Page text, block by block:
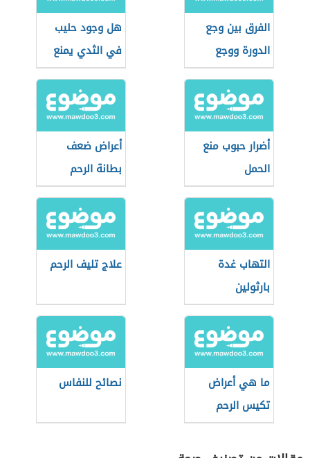
الفرق بين وجع
الدورة ووجع
الحمل
هل وجود حليب
في الثدي يمنع
الحمل
أضرار حبوب منع
الحمل
أعراض ضعف
بطانة الرحم
التهاب غدة
بارثولين
علاج تليف الرحم
ما هي أعراض
تكيس الرحم
نصائح للنفاس